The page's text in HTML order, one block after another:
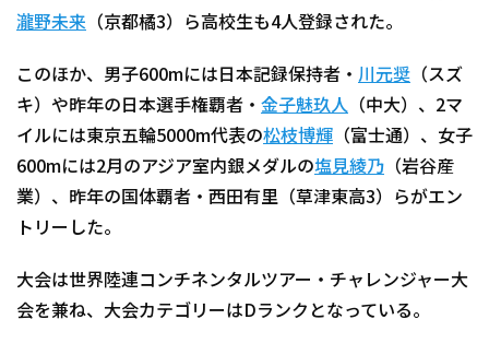
瀧野未来 （京都橘3）ら高校生も4人登録された。
このほか、男子600mには日本記録保持者・ 川元奨 （スズ
キ）や昨年の日本選手権覇者・ 金子魅玖人 （中大）、2マ
イルには東京五輪5000m代表の松枝博輝 （富士通）、女子
600mには2月のアジア室内銀メダルの塩見綾乃 （岩谷産
業）、昨年の国体覇者・西田有里（草津東高3）らがエン
トリーした。
大会は世界陸連コンチネンタルツアー・チャレンジャー大
会を兼ね、大会カテゴリーはDランクとなっている。